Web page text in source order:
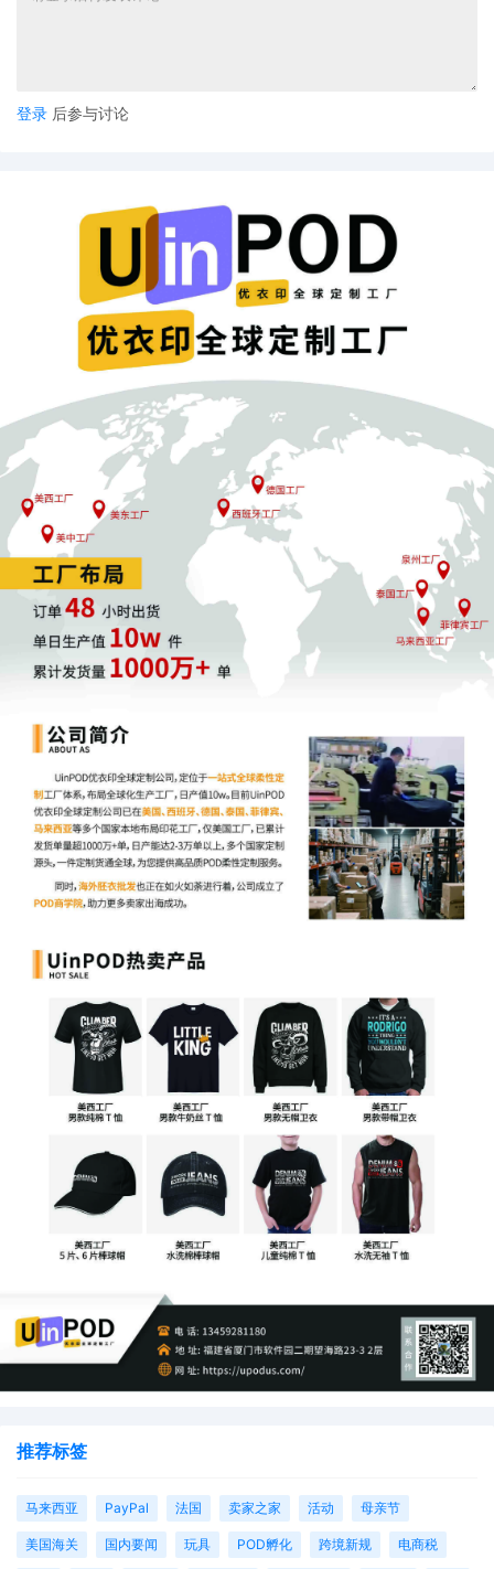
登录 后参与讨论
推荐标签
马来西亚 PayPal 法国 卖家之家 活动 母亲节
美国海关 国内要闻 玩具 POD孵化 跨境新规 电商税